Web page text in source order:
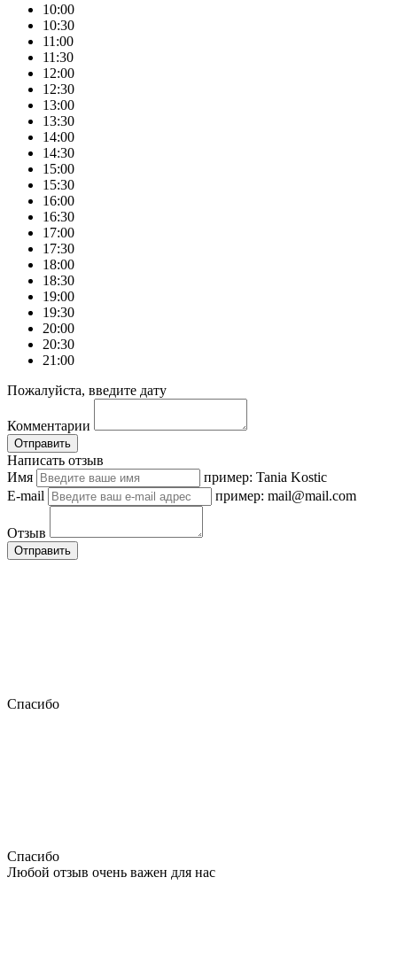
10:00
10:30
11:00
11:30
12:00
12:30
13:00
13:30
14:00
14:30
15:00
15:30
16:00
16:30
17:00
17:30
18:00
18:30
19:00
19:30
20:00
20:30
21:00
Пожалуйста, введите дату
Комментарии
Отправить
Написать отзыв
Имя
пример: Tania Kostic
E-mail
пример: mail@mail.com
Отзыв
Отправить
Спасибо
Спасибо
Любой отзыв очень важен для нас